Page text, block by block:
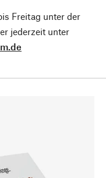
Freitag unter der
jederzeit unter